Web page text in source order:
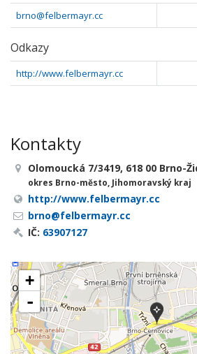
brno@felbermayr.cc
Odkazy
http://www.felbermayr.cc
Kontakty
Olomoucká 7/3419, 618 00 Brno-
okres Brno-město, Jihomoravský kraj
http://www.felbermayr.cc
brno@felbermayr.cc
IČ: 63907127
+
-